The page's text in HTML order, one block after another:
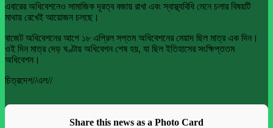
এবারের অধিবেশনেও সামাজিক দূরত্ব বজায় রাখা এবং স্বাস্থ্যবিধি মেনে চলার বিষয়টি
মাথায় রেখেই আয়োজন চলছে।
বাজেট অধিবেশনের আগে ১৮ এপ্রিল সপ্তম অধিবেশনের মেয়াদ ছিল মাত্র এক দিন।
ওই দিন মাত্র দেড় ঘণ্টায় অধিবেশন শেষ হয়, যা ছিল ইতিহাসের সংক্ষিপ্ততম
অধিবেশন।
চিত্রদেশ//এল//
Share this news as a Photo Card